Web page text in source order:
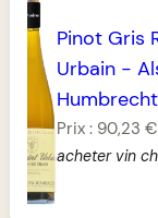
Pinot Gris
Urbain-
Humbrecht
Prix : 90,23 €
acheter vin